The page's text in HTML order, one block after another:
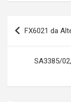
Post
navigation
FX6021 da
SA3385/